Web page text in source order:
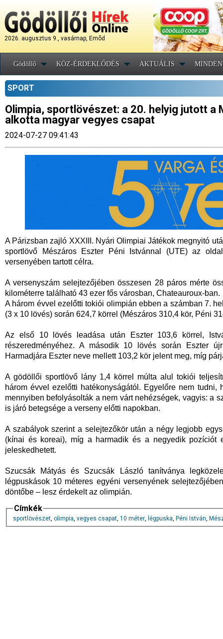
2026. augusztus 9., vasárnap, Emõd
Gödöllő KÖZ-ÉRDEKLŐDÉS AKTUÁLIS
SPORT
Olimpia, sportlövészet: a 20. helyig jutott a
alkotta magyar vegyes csapat
2024-07-27 09:41:43
A Párizsban zajló XXXIII. Nyári Olimpiai Játékok megnyitó
sportlövő Mészáros Eszter Péni Istvánnal (UTE) az
versenyében tartott célra.
A versenyszám selejtezőjében összesen 28 páros mérte
kilométerre található 43 ezer fős városban, Chateauroux-ban.
A három évvel ezelőtti tokiói olimpián ebben a számban 7.
(3 x 10 lövés) során 624,7 körrel (Mészáros 310,4 kör, Péni
Az első 10 lövés leadása után Eszter 103,6 körrel,
részeredményéhez. A második 10 lövés során Eszter
Harmadjára Eszter neve mellett 103,2 kör jelent meg, míg
A gödöllői sportlövő lány 1,4 körrel múlta alul tokiói
három évvel ezelőtti hatékonyságától. Egyelőre nem
mennyiben befolyásolták a nem várt nehézségek, vagyis: a
is járó betegsége a verseny előtti napokban.
A szabályok szerint a selejtezőkör után a négy legjobb
(kínai és koreai), míg a harmadik és a negyedik pozíciót
jeleskedhetett.
Szucsák Mátyás és Szucsák László tanítványa
légpuskások 10 méteres egyéni versenyének
döntőbe – lesz érdekelt az olimpián.
Címkék
sportlövészet, olimpia, vegyes csapat, 10 méter, légpuska, Péni István,